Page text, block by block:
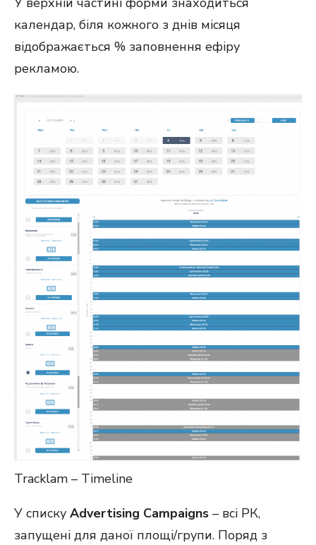
календар, біля кожного з днів місяця
відображається % заповнення ефіру
рекламою.
Tracklam – Timeline
У списку Advertising Campaigns – всі РК,
запущені для даної площі/групи. Поряд з